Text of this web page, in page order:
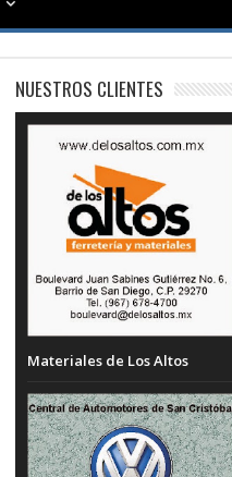
NUESTROS CLIENTES
Materiales de Los Altos